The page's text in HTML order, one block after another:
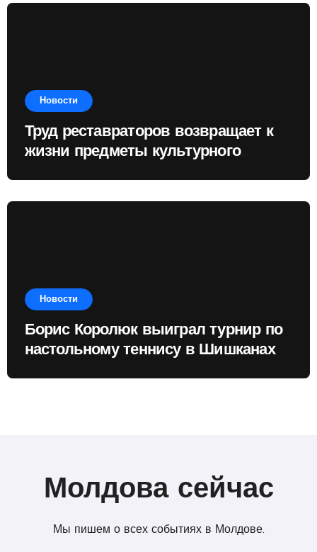
Новости
Труд реставраторов возвращает к
жизни предметы культурного
Новости
Борис Королюк выиграл турнир по
настольному теннису в Шишканах
Молдова сейчас
Мы пишем о всех событиях в Молдове.